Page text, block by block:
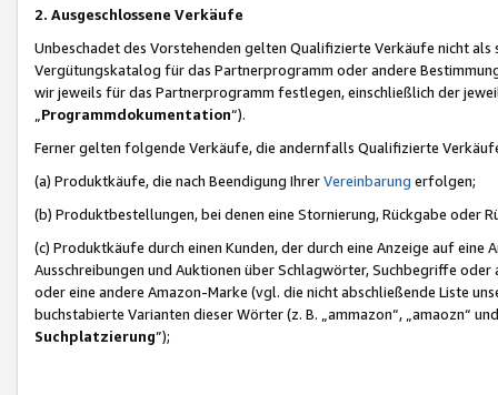
2. Ausgeschlossene Verkäufe
Unbeschadet des Vorstehenden gelten Qualifizierte Verkäufe nicht
Vergütungskatalog für das Partnerprogramm oder andere
wir jeweils für das Partnerprogramm festlegen, einschließlich der
Programmdokumentation“).
Ferner gelten folgende Verkäufe, die andernfalls Qualifizierte
(a) Produktkäufe, die nach Beendigung IhrerVereinbarung erfolgen;
(b) Produktbestellungen, bei denen eine Stornierung, Rückgabe oder
(c) Produktkäufe durch einen Kunden, der durch eine Anzeige auf
Ausschreibungen und Auktionen über Schlagwörter, Suchbegriffe
oder eine andere Amazon-Marke (vgl. die nicht abschließende Liste
buchstabierte Varianten dieser Wörter (z. B. „ammazon“, „amaozn“
Suchplatzierung”);